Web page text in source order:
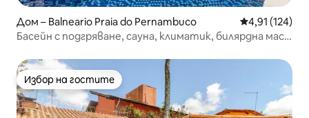
Дом – Balneario Praia do Pernambuco Средна
4,91 (124)
Басейн с подгряване, сауна, климатик, билярдна маса,
Избор на гостите
Избор на гостите